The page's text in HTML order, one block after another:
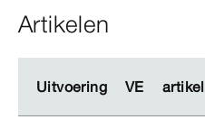
Artikelen
Uitvoering VE artikel
Uitvoering VE artikel